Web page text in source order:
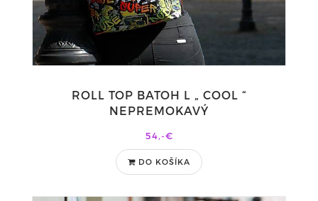
ROLL TOP BATOH L „ COOL “
NEPREMOKAVÝ
54,-€
DO KOŠÍKA